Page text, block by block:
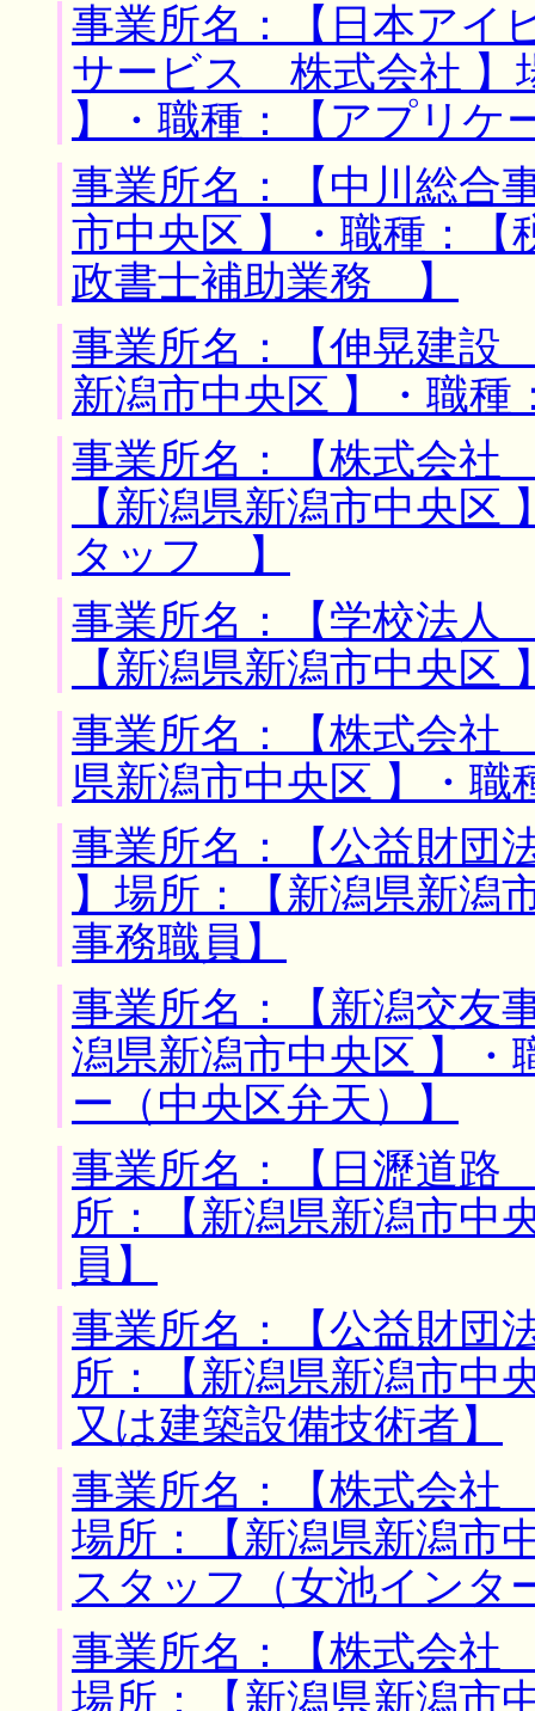
事業所名：【日本アイ
サービス 株式会社 】
】・職種：【アプリ
事業所名：【中川総合
市中央区 】・職種：【
政書士補助業務 】
事業所名：【伸晃建設
新潟市中央区 】・職
事業所名：【株式会
【新潟県新潟市中央
タッフ 】
事業所名：【学校法人
【新潟県新潟市中央
事業所名：【株式会社
県新潟市中央区 】・
事業所名：【公益財
】場所：【新潟県新潟
事務職員】
事業所名：【新潟交友
潟県新潟市中央区 】
ー（中央区弁天）】
事業所名：【日瀝道
所：【新潟県新潟市中
員】
事業所名：【公益財団
所：【新潟県新潟市中
又は建築設備技術者】
事業所名：【株式会
場所：【新潟県新潟市
スタッフ（女池インタ
事業所名：【株式会
場所：【新潟県新潟市